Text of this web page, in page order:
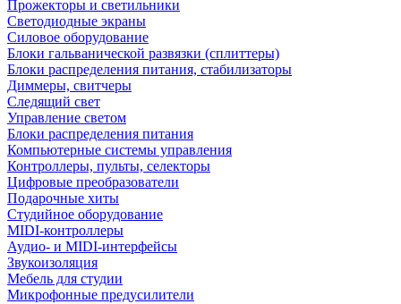
Прожекторы и светильники
Светодиодные экраны
Силовое оборудование
Блоки гальванической развязки (сплиттеры)
Блоки распределения питания, стабилизаторы
Диммеры, свитчеры
Следящий свет
Управление светом
Блоки распределения питания
Компьютерные системы управления
Контроллеры, пульты, селекторы
Цифровые преобразователи
Подарочные хиты
Студийное оборудование
MIDI-контроллеры
Аудио- и MIDI-интерфейсы
Звукоизоляция
Мебель для студии
Микрофонные предусилители